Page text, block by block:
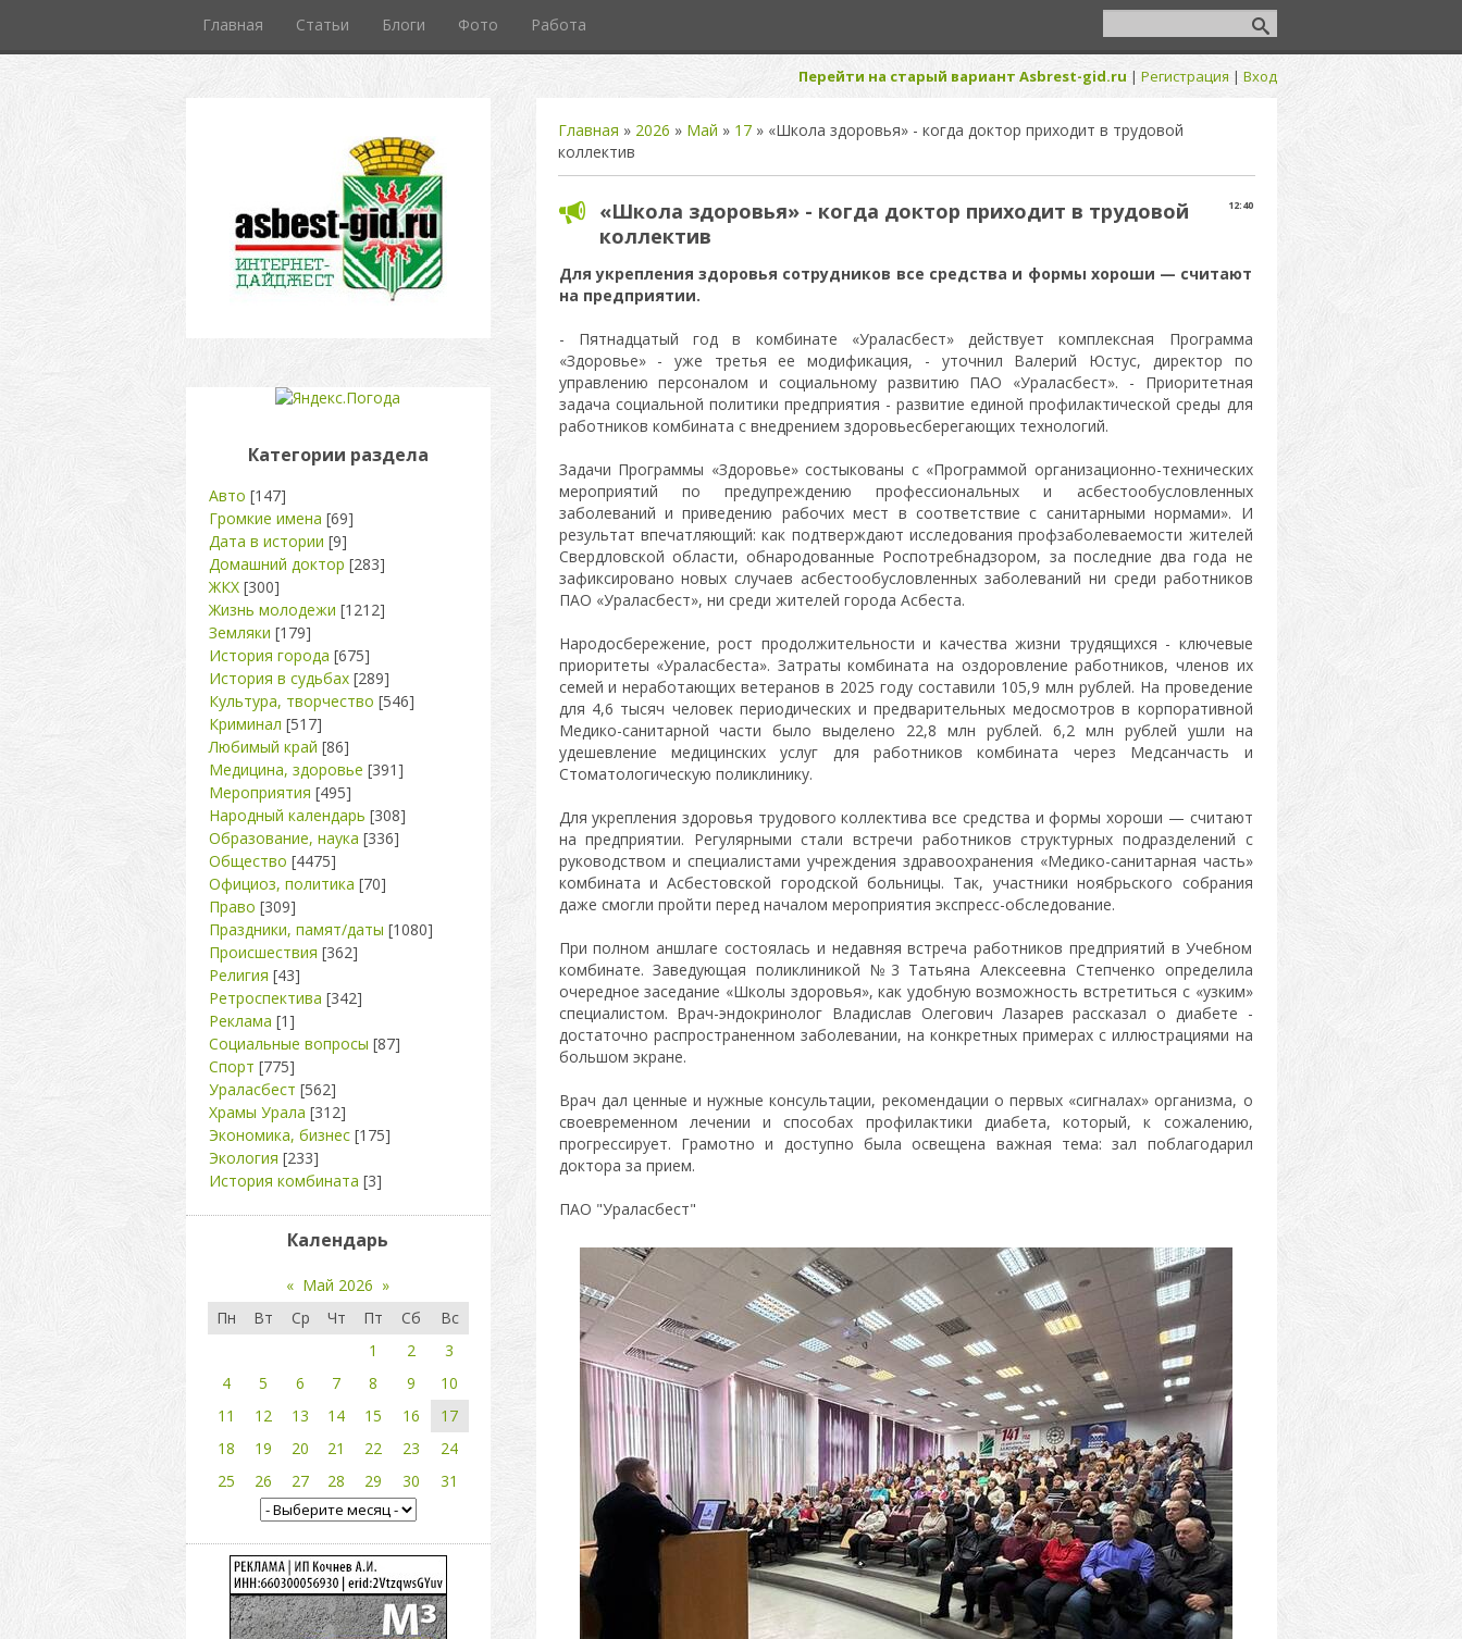
Главная Статьи Блоги Фото Работа
Перейти на старый вариант Asbrest-gid.ru | Регистрация | Вход
Главная » 2026 » Май » 17» «Школа здоровья» - когда доктор приходит в трудовой
коллектив
12:40
«Школа здоровья» - когда доктор приходит в трудовой
коллектив
Для укрепления здоровья сотрудников все средства и формы хороши — считают
на предприятии.
- Пятнадцатый год в комбинате «Ураласбест» действует комплексная Программа
«Здоровье» - уже третья ее модификация, - уточнил Валерий Юстус, директор по
управлению персоналом и социальному развитию ПАО «Ураласбест». - Приоритетная
задача социальной политики предприятия - развитие единой профилактической среды для
работников комбината с внедрением здоровьесберегающих технологий.
Задачи Программы «Здоровье» состыкованы с «Программой организационно-технических
мероприятий по предупреждению профессиональных и асбестообусловленных
заболеваний и приведению рабочих мест в соответствие с санитарными нормами». И
результат впечатляющий: как подтверждают исследования профзаболеваемости жителей
Свердловской области, обнародованные Роспотребнадзором, за последние два года не
зафиксировано новых случаев асбестообусловленных заболеваний ни среди работников
ПАО «Ураласбест», ни среди жителей города Асбеста.
Народосбережение, рост продолжительности и качества жизни трудящихся - ключевые
приоритеты «Ураласбеста». Затраты комбината на оздоровление работников, членов их
семей и неработающих ветеранов в 2025 году составили 105,9 млн рублей. На проведение
для 4,6 тысяч человек периодических и предварительных медосмотров в корпоративной
Медико-санитарной части было выделено 22,8 млн рублей. 6,2 млн рублей ушли на
удешевление медицинских услуг для работников комбината через Медсанчасть и
Стоматологическую поликлинику.
Для укрепления здоровья трудового коллектива все средства и формы хороши — считают
на предприятии. Регулярными стали встречи работников структурных подразделений с
руководством и специалистами учреждения здравоохранения «Медико-санитарная часть»
комбината и Асбестовской городской больницы. Так, участники ноябрьского собрания
даже смогли пройти перед началом мероприятия экспресс-обследование.
При полном аншлаге состоялась и недавняя встреча работников предприятий в Учебном
комбинате. Заведующая поликлиникой №3 Татьяна Алексеевна Степченко определила
очередное заседание «Школы здоровья», как удобную возможность встретиться с «узким»
специалистом. Врач-эндокринолог Владислав Олегович Лазарев рассказал о диабете -
достаточно распространенном заболевании, на конкретных примерах с иллюстрациями на
большом экране.
Врач дал ценные и нужные консультации, рекомендации о первых «сигналах» организма, о
своевременном лечении и способах профилактики диабета, который, к сожалению,
прогрессирует. Грамотно и доступно была освещена важная тема: зал поблагодарил
доктора за прием.
ПАО "Ураласбест"
Категории раздела
Авто [147]
Громкие имена [69]
Дата в истории [9]
Домашний доктор [283]
ЖКХ [300]
Жизнь молодежи [1212]
Земляки [179]
История города [675]
История в судьбах [289]
Культура, творчество [546]
Криминал [517]
Любимый край [86]
Медицина, здоровье [391]
Мероприятия [495]
Народный календарь [308]
Образование, наука [336]
Общество [4475]
Официоз, политика [70]
Право [309]
Праздники, памят/даты [1080]
Происшествия [362]
Религия [43]
Ретроспектива [342]
Реклама [1]
Социальные вопросы [87]
Спорт [775]
Ураласбест [562]
Храмы Урала [312]
Экономика, бизнес [175]
Экология [233]
История комбината [3]
Календарь
« Май 2026 »
Пн
Вт Ср Чт Пт Сб
Вс
1
2
3
4
5 6 7 8 9
10
11
12 13 14 15 16
17
18
19 20 21 22 23
24
25
26 27 28 29 30 31